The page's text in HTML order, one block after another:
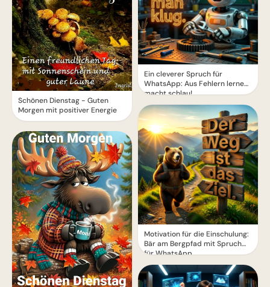
Schönen Dienstag - Guten
Morgen mit positiver Energie
Ein cleverer Spruch für
WhatsApp: Aus Fehlern lernen
macht schlau!
Motivation für die Einschulung:
Bär am Bergpfad mit Spruch
für WhatsApp